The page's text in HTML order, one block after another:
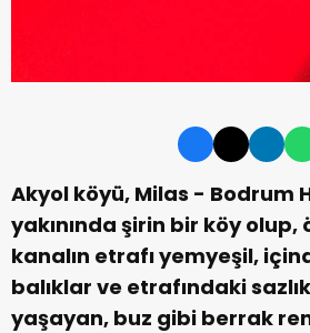
Akyol köyü, Milas - Bodrum
yakınında şirin bir köy
kanalın etrafı yemyeşil,
balıklar ve etrafındaki
yaşayan, buz gibi berrak